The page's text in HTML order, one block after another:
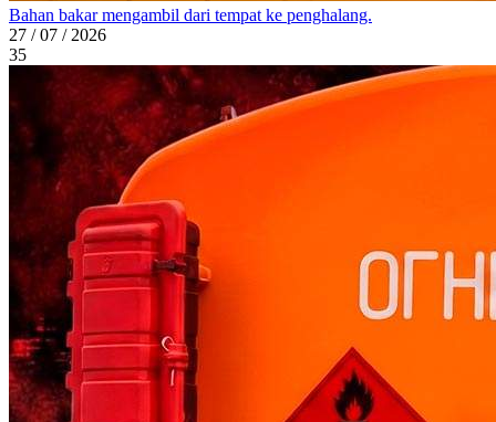
Bahan bakar mengambil dari tempat ke penghalang.
27 / 07 / 2026
35